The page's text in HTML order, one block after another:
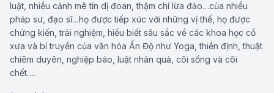
luật, nhiều cảnh mê tín dị đoan, thậm chí lừa đảo…của nhiều
pháp sư, đạo sĩ…họ được tiếp xúc với những vị thế, họ được
chứng kiến, trải nghiệm, hiểu biết sâu sắc về các khoa học cổ
xưa và bí truyền của văn hóa Ấn Độ như Yoga, thiền định, thuật
chiêm duyên, nghiệp báo, luật nhân quả, cõi sống và cõi
chết….